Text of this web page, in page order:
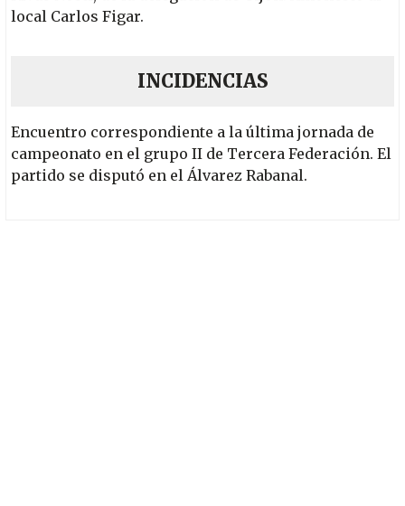
local Carlos Figar.
INCIDENCIAS
Encuentro correspondiente a la última jornada de
campeonato en el grupo II de Tercera Federación. El
partido se disputó en el Álvarez Rabanal.